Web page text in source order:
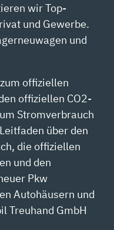
wir Top-
und Gewerbe.
und
offiziellen
offiziellen CO2-
Stromverbrauch
über den
die offiziellen
und den
Pkw
Autohäusern und
Treuhand GmbH